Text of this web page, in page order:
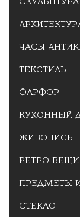
ЧАСЫ
ТЕКСТИЛЬ
ФАРФОР
КУХОННЫЙ
ЖИВОПИСЬ
РЕТРО-ВЕЩИ
ПРЕДМЕТЫ
СТЕКЛО